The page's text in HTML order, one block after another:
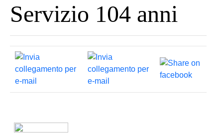
Servizio 104 anni